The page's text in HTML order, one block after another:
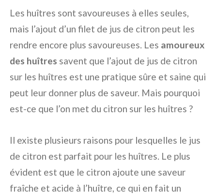
Les huîtres sont savoureuses à elles seules,
mais l’ajout d’un filet de jus de citron peut les
rendre encore plus savoureuses. Les amoureux
des huîtres savent que l’ajout de jus de citron
sur les huîtres est une pratique sûre et saine qui
peut leur donner plus de saveur. Mais pourquoi
est-ce que l’on met du citron sur les huîtres ?
Il existe plusieurs raisons pour lesquelles le jus
de citron est parfait pour les huîtres. Le plus
évident est que le citron ajoute une saveur
fraîche et acide à l’huître, ce qui en fait un